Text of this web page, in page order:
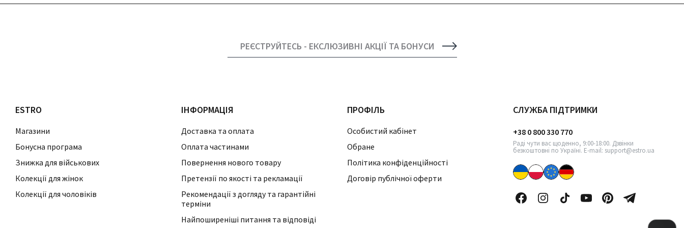
РЕЄСТРУЙТЕСЬ - ЕКСЛЮЗИВНІ АКЦІЇ ТА БОНУСИ
ESTRO
Магазини
Бонусна програма
Знижка для військових
Колекції для жінок
Колекції для чоловіків
ІНФОРМАЦІЯ
Доставка та оплата
Оплата частинами
Повернення нового товару
Претензії по якості та рекламації
Рекомендації з догляду та гарантійні
терміни
Найпоширеніші питання та відповіді
ПРОФІЛЬ
Особистий кабінет
Обране
Політика конфіденційності
Договір публічної оферти
СЛУЖБА ПІДТРИМКИ
+38 0 800 330 770
Раді чути вас щоденно, 9:00-18:00. Дзвінки
безкоштовні по Україні. E-mail: support@estro.ua